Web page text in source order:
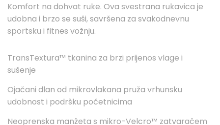
Komfort na dohvat ruke. Ova svestrana rukavica je
udobna i brzo se suši, savršena za svakodnevnu
sportsku i fitnes vožnju.
TransTextura™ tkanina za brzi prijenos vlage i
sušenje
Ojačani dlan od mikrovlakana pruža vrhunsku
udobnost i podršku početnicima
Neoprenska manžeta s mikro-Velcro™ zatvaračem